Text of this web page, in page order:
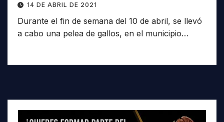
14 DE ABRIL DE 2021
Durante el fin de semana del 10 de abril, se llevó
a cabo una pelea de gallos, en el municipio…